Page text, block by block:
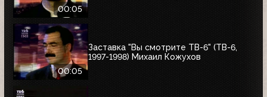
00:05
00:05
Заставка "Вы смотрите ТВ-6" (ТВ-6,
1997-1998) Михаил Кожухов